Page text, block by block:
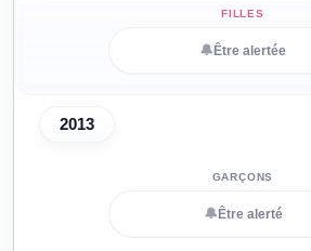
🔔 Être alertée
2013
🔔 Être alerté